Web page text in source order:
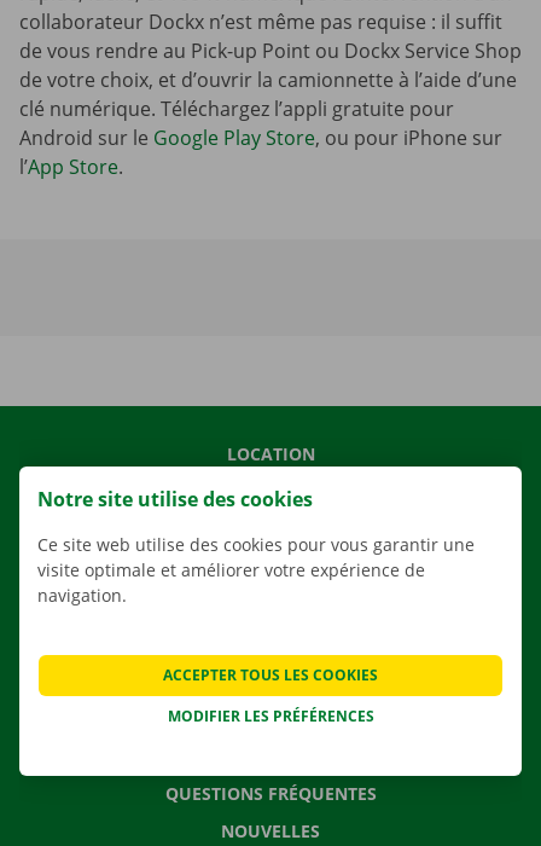
collaborateur Dockx n’est même pas requise : il suffit
de vous rendre au Pick-up Point ou Dockx Service Shop
de votre choix, et d’ouvrir la camionnette à l’aide d’une
clé numérique. Téléchargez l’appli gratuite pour
Android sur le Google Play Store, ou pour iPhone sur
l’App Store.
LOCATION
NOS VÉHICULES
AGENCES
QUESTIONS FRÉQUENTES
NOUVELLES
Notre site utilise des cookies
Ce site web utilise des cookies pour vous garantir une
visite optimale et améliorer votre expérience de
navigation.
MODIFIER LES PRÉFÉRENCES
ACCEPTER TOUS LES COOKIES